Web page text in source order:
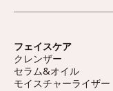
フェイスケア
クレンザー
セラム&オイル
モイスチャーライザー